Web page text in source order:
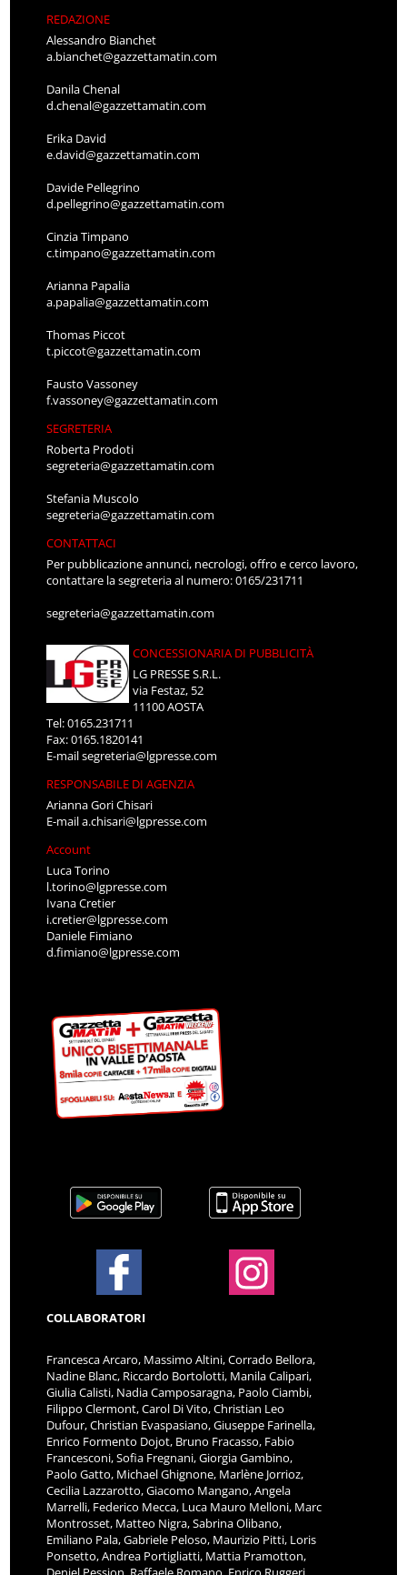
REDAZIONE
Alessandro Bianchet
a.bianchet@gazzettamatin.com
Danila Chenal
d.chenal@gazzettamatin.com
Erika David
e.david@gazzettamatin.com
Davide Pellegrino
d.pellegrino@gazzettamatin.com
Cinzia Timpano
c.timpano@gazzettamatin.com
Arianna Papalia
a.papalia@gazzettamatin.com
Thomas Piccot
t.piccot@gazzettamatin.com
Fausto Vassoney
f.vassoney@gazzettamatin.com
SEGRETERIA
Roberta Prodoti
segreteria@gazzettamatin.com
Stefania Muscolo
segreteria@gazzettamatin.com
CONTATTACI
Per pubblicazione annunci, necrologi, offro e cerco lavoro,
contattare la segreteria al numero: 0165/231711
segreteria@gazzettamatin.com
CONCESSIONARIA DI PUBBLICITÀ
LG PRESSE S.R.L.
via Festaz, 52
11100 AOSTA
Tel: 0165.231711
Fax: 0165.1820141
E-mailsegreteria@lgpresse.com
RESPONSABILE DI AGENZIA
Arianna Gori Chisari
E-maila.chisari@lgpresse.com
Account
Luca Torino
l.torino@lgpresse.com
Ivana Cretier
i.cretier@lgpresse.com
Daniele Fimiano
d.fimiano@lgpresse.com
COLLABORATORI
Francesca Arcaro, Massimo Altini, Corrado Bellora,
Nadine Blanc, Riccardo Bortolotti, Manila Calipari,
Giulia Calisti, Nadia Camposaragna, Paolo Ciambi,
Filippo Clermont, Carol Di Vito, Christian Leo
Dufour, Christian Evaspasiano, Giuseppe Farinella,
Enrico Formento Dojot, Bruno Fracasso, Fabio
Francesconi, Sofia Fregnani, Giorgia Gambino,
Paolo Gatto, Michael Ghignone, Marlène Jorrioz,
Cecilia Lazzarotto, Giacomo Mangano, Angela
Marrelli, Federico Mecca, Luca Mauro Melloni, Marc
Montrosset, Matteo Nigra, Sabrina Olibano,
Emiliano Pala, Gabriele Peloso, Maurizio Pitti, Loris
Ponsetto, Andrea Portigliatti, Mattia Pramotton,